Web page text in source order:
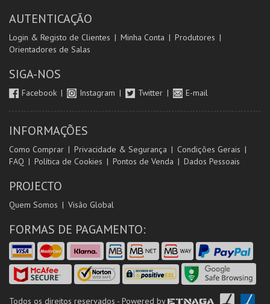
AUTENTICAÇÃO
Login & Registo de Clientes Minha Conta
Produtores
Orientadores de Salas
SIGA-NOS
Facebook Instagram Twitter E-mail
INFORMAÇÕES
Como Comprar Privacidade & Segurança
Condições Gerais
FAQ
Política de Cookies Pontos de Venda Dados Pessoais
PROJECTO
Quem Somos Visão Global
FORMAS DE PAGAMENTO:
Todos os direitos reservados - Powered by